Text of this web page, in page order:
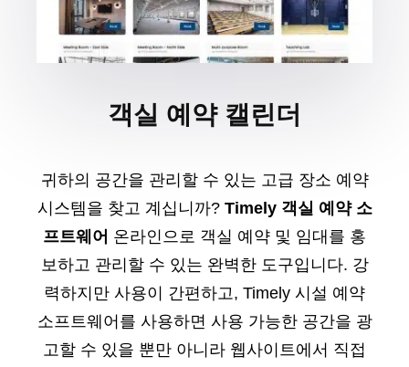
객실 예약 캘린더
귀하의 공간을 관리할 수 있는 고급 장소 예약
시스템을 찾고 계십니까? Timely 객실 예약 소
프트웨어 온라인으로 객실 예약 및 임대를 홍
보하고 관리할 수 있는 완벽한 도구입니다. 강
력하지만 사용이 간편하고, Timely 시설 예약
소프트웨어를 사용하면 사용 가능한 공간을 광
고할 수 있을 뿐만 아니라 웹사이트에서 직접